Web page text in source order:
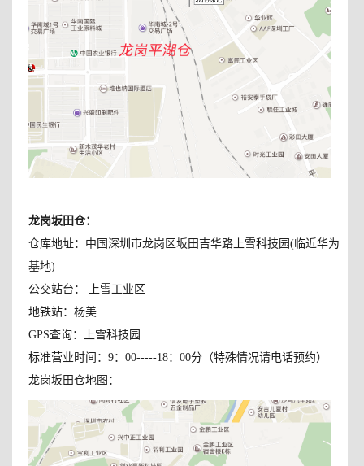
龙岗坂田仓：
仓库地址：中国深圳市龙岗区坂田吉华路上雪科技园(临近华为
基地)
公交站台： 上雪工业区
地铁站：杨美
GPS查询：上雪科技园
标准营业时间：9：00-----18：00分（特殊情况请电话预约）
龙岗坂田仓地图：